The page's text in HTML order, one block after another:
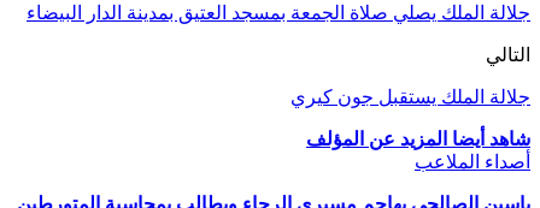
جلالة الملك يصلي صلاة الجمعة بمسجد العتيق بمدينة الدار البيضاء
التالي
جلالة الملك يستقبل جون كيري
شاهد أيضا المزيد عن المؤلف
أصداء الملاعب
ياسين الصالحي يهاجم مسيري الرجاء ويطالب بمحاسبة المتورطين